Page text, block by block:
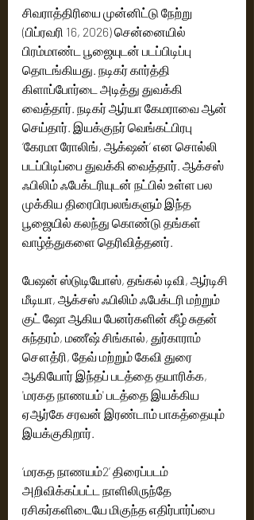
சிவராத்திரியை முன்னிட்டு நேற்று
(பிப்ரவரி 16, 2026) சென்னையில்
பிரம்மாண்ட பூஜையுடன் படப்பிடிப்பு
தொடங்கியது. நடிகர் கார்த்தி
கிளாப்போர்டை அடித்து துவக்கி
வைத்தார். நடிகர் ஆர்யா கேமராவை ஆன்
செய்தார். இயக்குநர் வெங்கட்பிரபு
‘கேரமா ரோலிங், ஆக்‌ஷன்’ என சொல்லி
படப்பிடிப்பை துவக்கி வைத்தார். ஆக்சஸ்
ஃபிலிம் ஃபேக்டரியுடன் நட்பில் உள்ள பல
முக்கிய திரைபிரபலங்களும் இந்த
பூஜையில் கலந்து கொண்டு தங்கள்
வாழ்த்துகளை தெரிவித்தனர்.
பேஷன் ஸ்டுடியோஸ், தங்கல் டிவி, ஆர்டிசி
மீடியா, ஆக்சஸ் ஃபிலிம் ஃபேக்டரி மற்றும்
குட் ஷோ ஆகிய பேனர்களின் கீழ் சுதன்
சுந்தரம், மணீஷ் சிங்கால், துர்காராம்
சௌத்ரி, தேவ் மற்றும் கேவி துரை
ஆகியோர் இந்தப் படத்தை தயாரிக்க,
'மரகத நாணயம்' படத்தை இயக்கிய
ஏஆர்கே சரவன் இரண்டாம் பாகத்தையும்
இயக்குகிறார்.
’மரகத நாணயம்2’ திரைப்படம்
அறிவிக்கப்பட்ட நாளிலிருந்தே
ரசிகர்களிடையே மிகுந்த எதிர்பார்ப்பை